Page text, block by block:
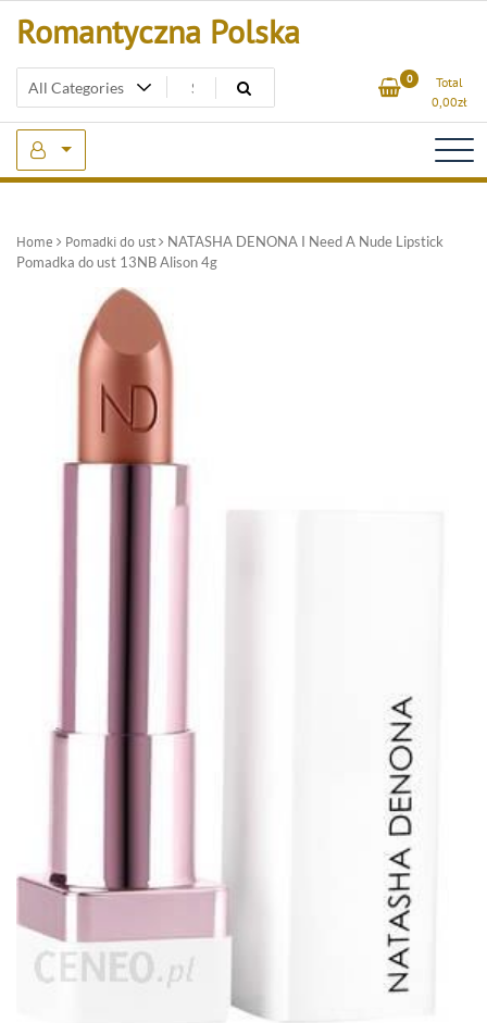
Romantyczna Polska
0
Total
0,00zł
Home Pomadki do ust
NATASHA DENONA I Need A Nude Lipstick
Pomadka do ust 13NB Alison 4g